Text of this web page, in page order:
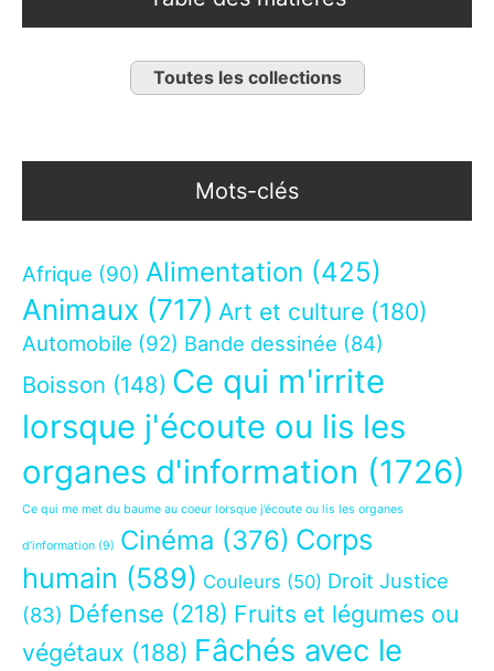
Toutes les collections
Mots-clés
Afrique (90) Alimentation (425)
Animaux (717) Art et culture (180)
Automobile (92) Bande dessinée (84)
Boisson (148) Ce qui m'irrite
lorsque j'écoute ou lis les
organes d'information (1726)
Ce qui me met du baume au coeur lorsque j’écoute ou lis les organes
d’information (9) Cinéma (376) Corps
humain (589) Couleurs (50) Droit Justice
(83) Défense (218) Fruits et légumes ou
végétaux (188) Fâchés avec le